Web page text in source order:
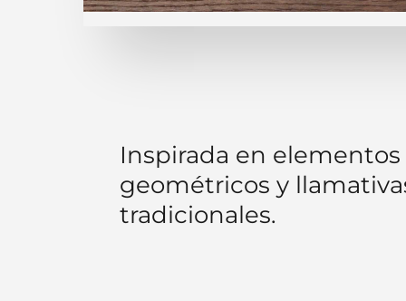
Inspirada en
geométricos y
tradicionales.